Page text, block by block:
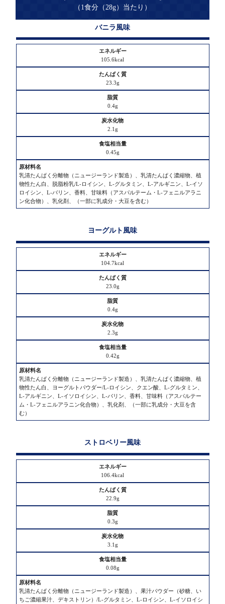
（1食分（28g）当たり）
ネ
ギ
ん
く
脂
質
物
名
バニラ風味
105.6kcal
23.3g
0.4g
2.1g
0.45g
乳清たんぱく分離物（ニュージーランド製造）、乳清たんぱく濃縮物、植
物性たん白、脱脂粉乳/L-ロイシン、L-グルタミン、L-アルギニン、L-イソ
ロイシン、L-バリン、香料、甘味料（アスパルテーム・L-フェニルアラニ
ン化合物）、乳化剤、（一部に乳成分・大豆を含む）
ヨーグルト風味
104.7kcal
23.0g
0.4g
2.3g
0.42g
乳清たんぱく分離物（ニュージーランド製造）、乳清たんぱく濃縮物、植
物性たん白、ヨーグルトパウダー/L-ロイシン、クエン酸、L-グルタミン、
L-アルギニン、L-イソロイシン、L-バリン、香料、甘味料（アスパルテー
ム・L-フェニルアラニン化合物）、乳化剤、（一部に乳成分・大豆を含
む）
ストロベリー風味
106.4kcal
22.9g
0.3g
3.1g
0.08g
乳清たんぱく分離物（ニュージーランド製造）、果汁パウダー（砂糖、い
ちご濃縮果汁、デキストリン）/L-グルタミン、L-ロイシン、L-イソロイシ